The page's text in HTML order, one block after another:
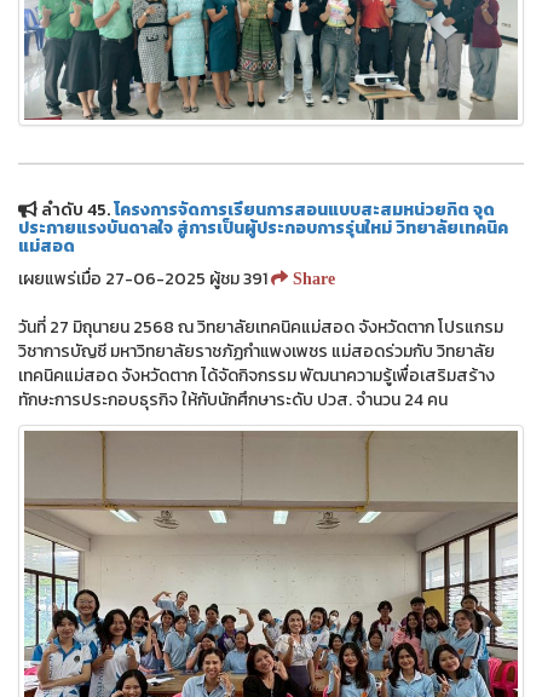
ลำดับ 45.โครงการจัดการเรียนการสอนแบบสะสมหน่วยกิต จุด
ประกายแรงบันดาลใจ สู่การเป็นผู้ประกอบการรุ่นใหม่ วิทยาลัยเทคนิค
แม่สอด
เผยแพร่เมื่อ 27-06-2025 ผู้ชม 391
Share
วันที่ 27 มิถุนายน 2568 ณ วิทยาลัยเทคนิคแม่สอด จังหวัดตาก โปรแกรม
วิชาการบัญชี มหาวิทยาลัยราชภัฏกำแพงเพชร แม่สอดร่วมกับ วิทยาลัย
เทคนิคแม่สอด จังหวัดตาก ได้จัดกิจกรรม พัฒนาความรู้เพื่อเสริมสร้าง
ทักษะการประกอบธุรกิจ ให้กับนักศึกษาระดับ ปวส. จำนวน 24 คน